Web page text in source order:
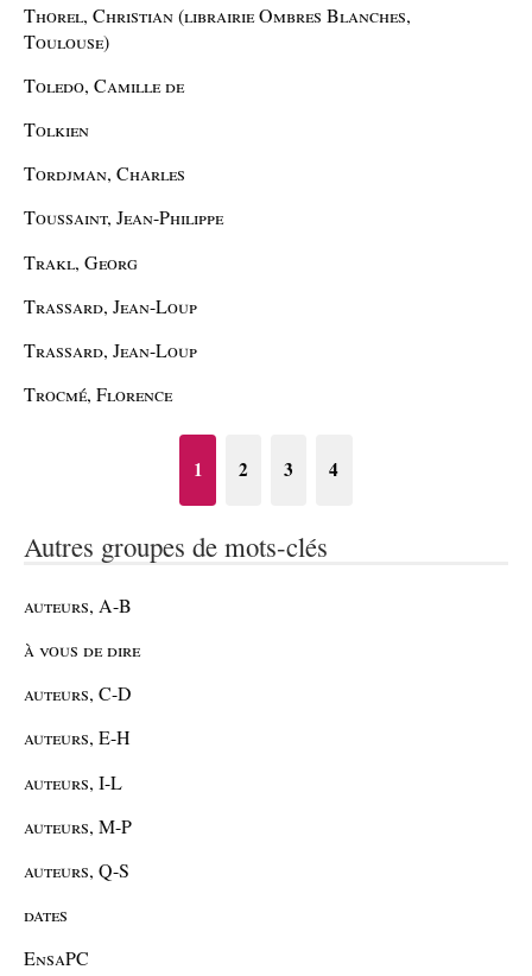
Thorel, Christian (librairie Ombres Blanches,
Toulouse)
Toledo, Camille de
Tolkien
Tordjman, Charles
Toussaint, Jean-Philippe
Trakl, Georg
Trassard, Jean-Loup
Trassard, Jean-Loup
Trocmé, Florence
1 2 3 4
Autres groupes de mots-clés
auteurs, A-B
à vous de dire
auteurs, C-D
auteurs, E-H
auteurs, I-L
auteurs, M-P
auteurs, Q-S
dates
EnsaPC